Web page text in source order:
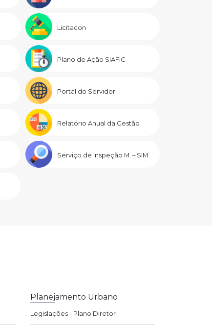
Licitacon
Plano de Ação SIAFIC
Portal do Servidor
Relatório Anual da Gestão
Serviço de Inspeção M. – SIM
Planejamento Urbano
Legislações - Plano Diretor